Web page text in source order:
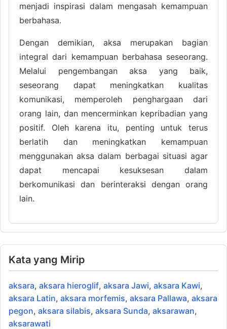
menjadi inspirasi dalam mengasah kemampuan
berbahasa.
Dengan demikian, aksa merupakan bagian
integral dari kemampuan berbahasa seseorang.
Melalui pengembangan aksa yang baik,
seseorang dapat meningkatkan kualitas
komunikasi, memperoleh penghargaan dari
orang lain, dan mencerminkan kepribadian yang
positif. Oleh karena itu, penting untuk terus
berlatih dan meningkatkan kemampuan
menggunakan aksa dalam berbagai situasi agar
dapat mencapai kesuksesan dalam
berkomunikasi dan berinteraksi dengan orang
lain.
Kata yang Mirip
aksara, aksara hieroglif, aksara Jawi, aksara Kawi,
aksara Latin, aksara morfemis, aksara Pallawa, aksara
pegon, aksara silabis, aksara Sunda, aksarawan,
aksarawati